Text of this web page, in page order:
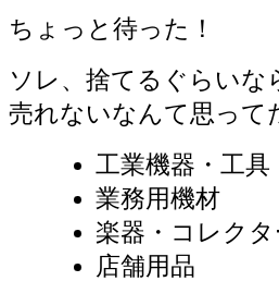
ちょっと待った！
ソレ、捨てるぐらいな
売れないなんて思って
工業機器・工具
業務用機材
楽器・コレクタ
店舗用品